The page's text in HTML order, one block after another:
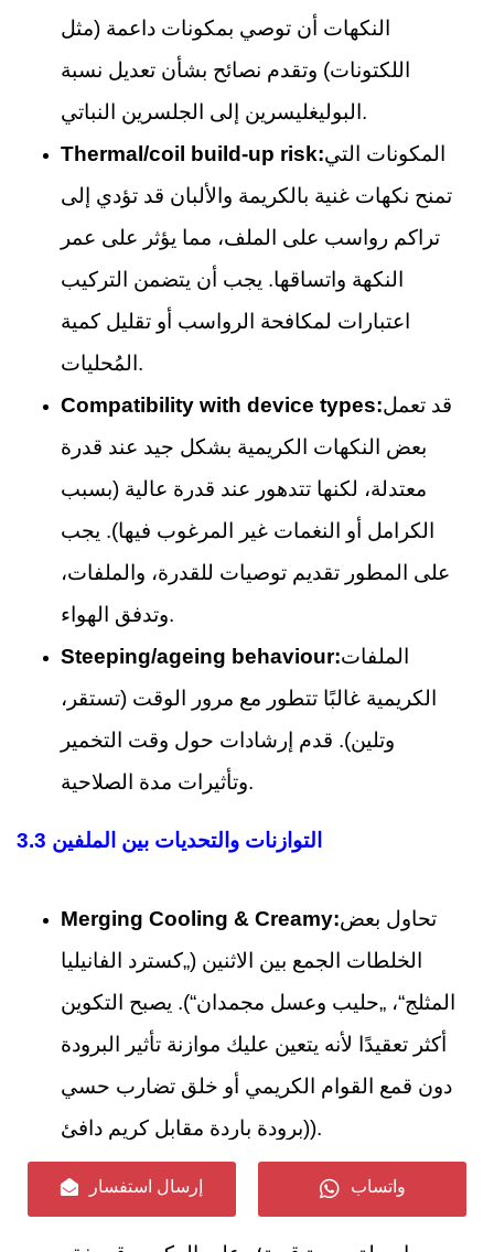
النكهات أن توصي بمكونات داعمة (مثل
اللكتونات) وتقدم نصائح بشأن تعديل نسبة
البوليغليسرين إلى الجلسرين النباتي.
Thermal/coil build-up risk:المكونات التي
تمنح نكهات غنية بالكريمة والألبان قد تؤدي إلى
تراكم رواسب على الملف، مما يؤثر على عمر
النكهة واتساقها. يجب أن يتضمن التركيب
اعتبارات لمكافحة الرواسب أو تقليل كمية
المُحليات.
Compatibility with device types:قد تعمل
بعض النكهات الكريمية بشكل جيد عند قدرة
معتدلة، لكنها تتدهور عند قدرة عالية (بسبب
الكرامل أو النغمات غير المرغوب فيها). يجب
على المطور تقديم توصيات للقدرة، والملفات،
وتدفق الهواء.
Steeping/ageing behaviour:الملفات
الكريمية غالبًا تتطور مع مرور الوقت (تستقر،
وتلين). قدم إرشادات حول وقت التخمير
وتأثيرات مدة الصلاحية.
3.3 التوازنات والتحديات بين الملفين
Merging Cooling & Creamy:تحاول بعض
الخلطات الجمع بين الاثنين („كسترد الفانيليا
المثلج“، „حليب وعسل مجمدان“). يصبح التكوين
أكثر تعقيدًا لأنه يتعين عليك موازنة تأثير البرودة
دون قمع القوام الكريمي أو خلق تضارب حسي
(برودة باردة مقابل كريم دافئ).
Sweetness vs Chill vs Cream:
الكريمي مع قاعدة حلوة قد يُضعف تأثيره
إرسال استفسار واتساب